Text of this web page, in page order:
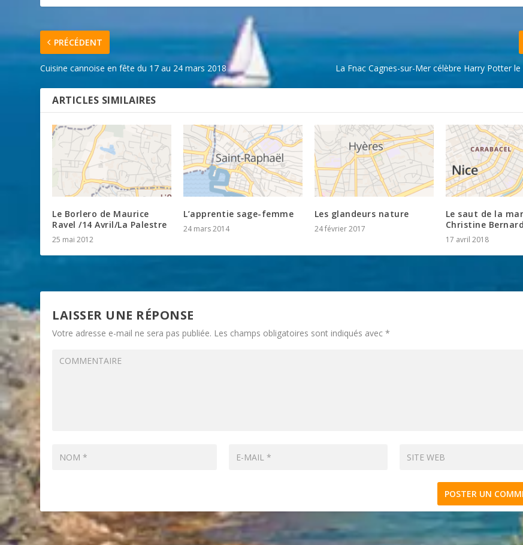
PRÉCÉDENT
Cuisine cannoise en fête du 17 au 24 mars 2018 La Fnac Cagnes-sur-Mer célèbre Harry Potter
ARTICLES SIMILAIRES
Le Borlero de Maurice
Ravel /14 Avril/La Palestre
25 mai 2012
L’apprentie sage-femme
24 mars 2014
Les glandeurs nature
24 février 2017
Le saut de la
Christine Bernard
17 avril 2018
LAISSER UNE RÉPONSE
Votre adresse e-mail ne sera pas publiée. Les champs obligatoires sont indiqués avec*